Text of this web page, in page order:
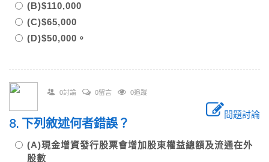
(B)$110,000
(C)$65,000
(D)$50,000。
0討論 0留言 0追蹤
問題討論
8. 下列敘述何者錯誤？
(A)現金增資發行股票會增加股東權益總額及流通在外
股數